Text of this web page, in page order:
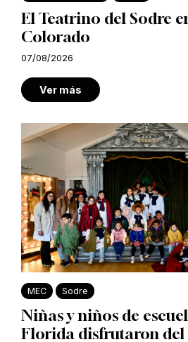
El Teatrino del Sodre
Colorado
07/08/2026
Ver más
MEC Sodre
Niñas y niños de
Florida disfrutaron del